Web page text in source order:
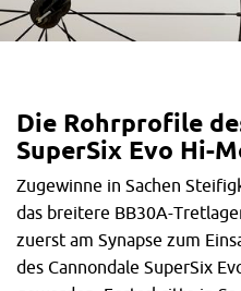
Die Rohrprofile
SuperSix Evo Hi-
Zugewinne in Sachen
das breitere BB30A-
zuerst am Synapse zum
des Cannondale SuperSix